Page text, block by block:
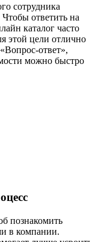
сотрудника
ответить на
каталог часто
этой цели отлично
ответ»,
можно быстро
познакомить
в компании.